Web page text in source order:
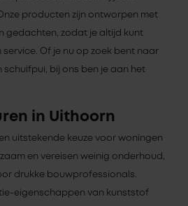
producten zijn ontworpen met
gedachten, zodat je altijd kunt
Of je nu op zoek bent naar
schuifpui, bij ons ben je aan het
in Uithoorn
uitstekende keuze voor woningen
en vereisen weinig onderhoud,
drukke bouwprofessionals.
eigenschappen van kunststof